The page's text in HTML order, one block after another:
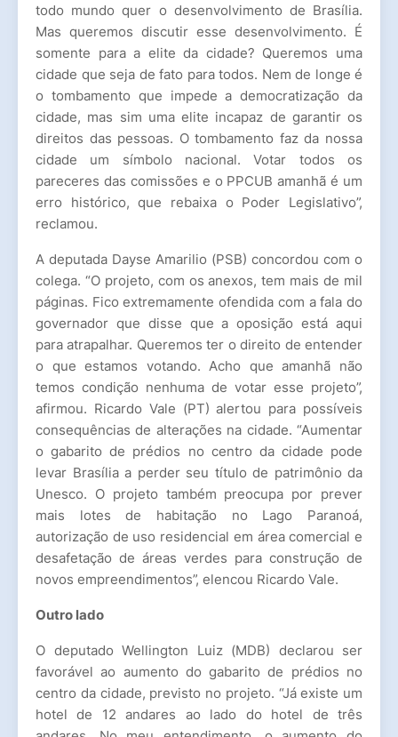
todo mundo quer o desenvolvimento de Brasília.
Mas queremos discutir esse desenvolvimento. É
somente para a elite da cidade? Queremos uma
cidade que seja de fato para todos. Nem de longe é
o tombamento que impede a democratização da
cidade, mas sim uma elite incapaz de garantir os
direitos das pessoas. O tombamento faz da nossa
cidade um símbolo nacional. Votar todos os
pareceres das comissões e o PPCUB amanhã é um
erro histórico, que rebaixa o Poder Legislativo”,
reclamou.
A deputada Dayse Amarilio (PSB) concordou com o
colega. “O projeto, com os anexos, tem mais de mil
páginas. Fico extremamente ofendida com a fala do
governador que disse que a oposição está aqui
para atrapalhar. Queremos ter o direito de entender
o que estamos votando. Acho que amanhã não
temos condição nenhuma de votar esse projeto”,
afirmou. Ricardo Vale (PT) alertou para possíveis
consequências de alterações na cidade. “Aumentar
o gabarito de prédios no centro da cidade pode
levar Brasília a perder seu título de patrimônio da
Unesco. O projeto também preocupa por prever
mais lotes de habitação no Lago Paranoá,
autorização de uso residencial em área comercial e
desafetação de áreas verdes para construção de
novos empreendimentos”, elencou Ricardo Vale.
Outro lado
O deputado Wellington Luiz (MDB) declarou ser
favorável ao aumento do gabarito de prédios no
centro da cidade, previsto no projeto. “Já existe um
hotel de 12 andares ao lado do hotel de três